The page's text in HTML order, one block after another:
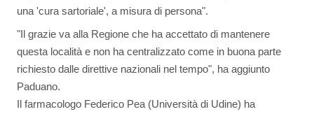
una 'cura sartoriale', a misura di persona".
"Il grazie va alla Regione che ha accettato di mantenere
questa località e non ha centralizzato come in buona parte
richiesto dalle direttive nazionali nel tempo", ha aggiunto
Paduano.
Il farmacologo Federico Pea (Università di Udine) ha